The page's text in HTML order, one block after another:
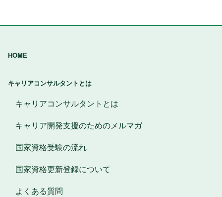
HOME
キャリアコンサルタントとは
キャリアコンサルタントとは
キャリア開発支援のためのメルマガ
国家資格受験の流れ
国家資格更新登録について
よくある質問